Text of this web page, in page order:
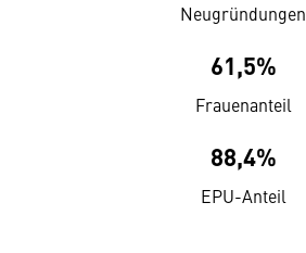
Neugründungen
61,5%
Frauenanteil
88,4%
EPU-Anteil